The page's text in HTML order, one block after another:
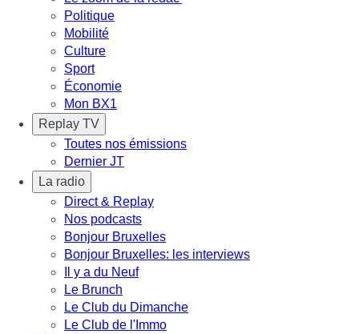
Politique
Mobilité
Culture
Sport
Économie
Mon BX1
Replay TV
Toutes nos émissions
Dernier JT
La radio
Direct & Replay
Nos podcasts
Bonjour Bruxelles
Bonjour Bruxelles: les interviews
Il y a du Neuf
Le Brunch
Le Club du Dimanche
Le Club de l'Immo